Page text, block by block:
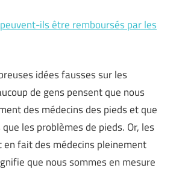
ils être remboursés par les
idées fausses sur les
de gens pensent que nous
des médecins des pieds et que
les problèmes de pieds. Or, les
en fait des médecins pleinement
que nous sommes en mesure